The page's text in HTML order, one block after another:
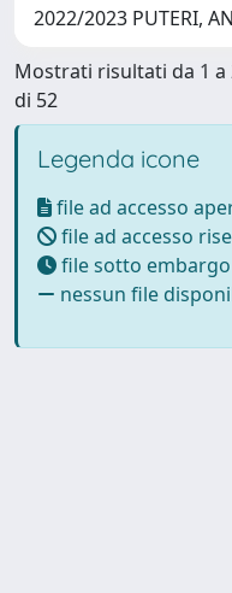
2022/2023 PUTERI,
Mostrati risultati da 1 a
di 52
Legenda icone
file ad accesso
file ad accesso
file sotto embargo
nessun file